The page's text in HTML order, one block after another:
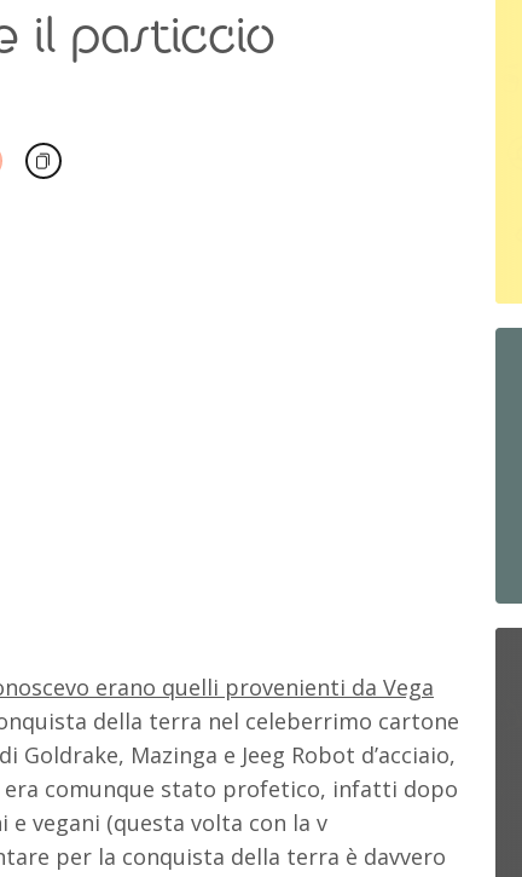
il pasticcio
erano quelli provenienti da Vega
della terra nel celeberrimo cartone
Mazinga e Jeeg Robot d’acciaio,
comunque stato profetico, infatti dopo
vegani (questa volta con la v
per la conquista della terra è davvero